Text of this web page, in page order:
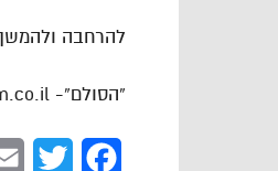
להרחבה
“הסולם”- https://hasulam.co.il. בפייסבוק – http://facebook.com/hasulams
Facebook